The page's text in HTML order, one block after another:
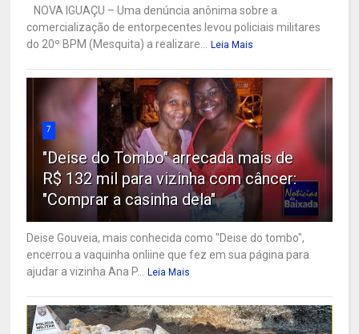
NOVA IGUAÇU – Uma denúncia anônima sobre a
comercialização de entorpecentes levou policiais militares
do 20º BPM (Mesquita) a realizare... Leia Mais
7
"Deise do Tombo" arrecada mais de
R$ 132 mil para vizinha com câncer:
"Comprar a casinha dela"
Deise Gouveia, mais conhecida como "Deise do tombo",
encerrou a vaquinha onliine que fez em sua página para
ajudar a vizinha Ana P... Leia Mais